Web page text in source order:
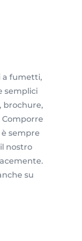
a fumetti,
semplici
brochure,
sempre
nostro
su